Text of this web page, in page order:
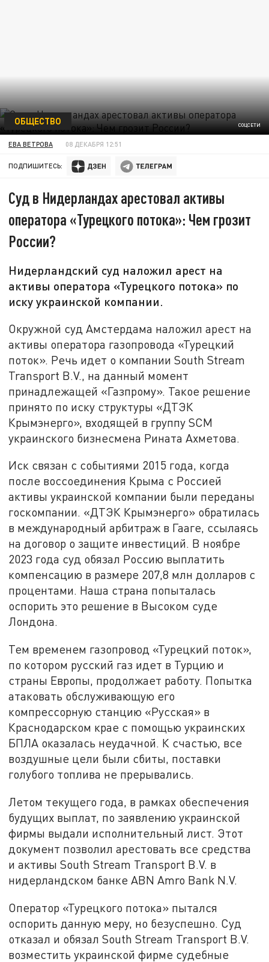
СОЦСЕТИ
ОБЩЕСТВО
ЕВА ВЕТРОВА 08 ДЕКАБРЯ 12:51
ПОДПИШИТЕСЬ:
Суд в Нидерландах арестовал активы
оператора «Турецкого потока»: Чем грозит
России?
Нидерландский суд наложил арест на
активы оператора «Турецкого потока» по
иску украинской компании.
Окружной суд Амстердама наложил арест на
активы оператора газопровода «Турецкий
поток». Речь идет о компании South Stream
Transport B.V., на данный момент
принадлежащей «Газпрому». Такое решение
принято по иску структуры «ДТЭК
Крымэнерго», входящей в группу SCM
украинского бизнесмена Рината Ахметова.
Иск связан с событиями 2015 года, когда
после воссоединения Крыма с Россией
активы украинской компании были переданы
госкомпании. «ДТЭК Крымэнерго» обратилась
в международный арбитраж в Гааге, ссылаясь
на договор о защите инвестиций. В ноябре
2023 года суд обязал Россию выплатить
компенсацию в размере 207,8 млн долларов с
процентами. Наша страна попыталась
оспорить это решение в Высоком суде
Лондона.
Тем временем газопровод «Турецкий поток»,
по котором русский газ идет в Турцию и
страны Европы, продолжает работу. Попытка
атаковать обслуживающую его
компрессорную станцию «Русская» в
Краснодарском крае с помощью украинских
БПЛА оказалась неудачной. К счастью, все
воздушные цели были сбиты, поставки
голубого топлива не прерывались.
Летом текущего года, в рамках обеспечения
будущих выплат, по заявлению украинской
фирмы выдали исполнительный лист. Этот
документ позволил арестовать все средства
и активы South Stream Transport B.V. в
нидерландском банке ABN Amro Bank N.V.
Оператор «Турецкого потока» пытался
оспорить данную меру, но безуспешно. Суд
отказал и обязал South Stream Transport B.V.
возместить украинской фирме судебные